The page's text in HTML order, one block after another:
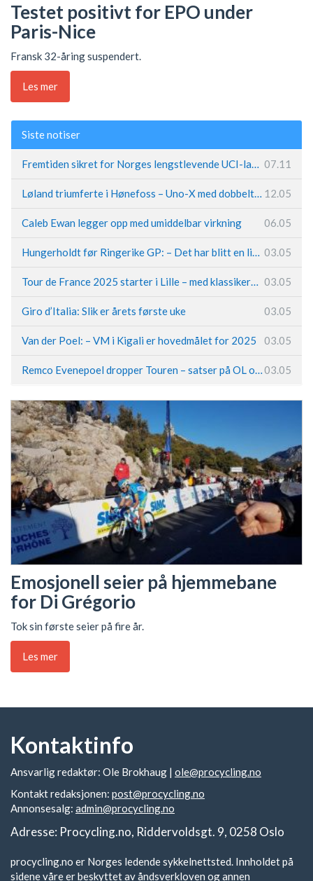
Testet positivt for EPO under
Paris-Nice
Fransk 32-åring suspendert.
Les mer
Siste notiser
Fremtiden sikret for Norges lengstlevende UCI-lag – Kristoff trer inn i sentral rolle 07.11
Løland triumferte i Hønefoss – Uno-X med dobbeltslag på hjemmebane 12.05
Caleb Ewan legger opp med umiddelbar virkning 06.05
Hungerholdt før Ringerike GP: – Det har blitt en livsstil 03.05
Tour de France 2025 starter i Lille – med klassikerpreg 03.05
Giro d’Italia: Slik er årets første uke 03.05
Van der Poel: – VM i Kigali er hovedmålet for 2025 03.05
Remco Evenepoel dropper Touren – satser på OL og Vueltaen03.05
Emosjonell seier på hjemmebane
for Di Grégorio
Tok sin første seier på fire år.
Les mer
Kontaktinfo
Ansvarlig redaktør: Ole Brokhaug | ole@procycling.no
Kontakt redaksjonen: post@procycling.no
Annonsesalg: admin@procycling.no
Adresse: Procycling.no, Riddervoldsgt. 9, 0258 Oslo
procycling.no er Norges ledende sykkelnettsted. Innholdet på
sidene våre er beskyttet av åndsverkloven og annen